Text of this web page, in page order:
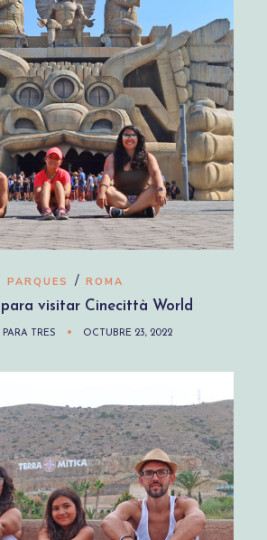
PARQUES / ROMA
visitar Cinecittà World
TRES OCTUBRE 23, 2022